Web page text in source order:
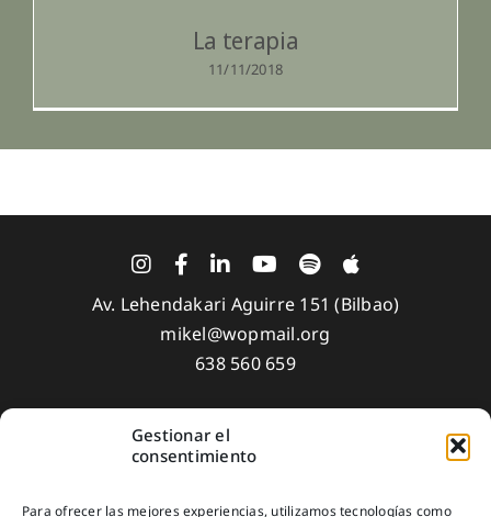
Gestionar el
consentimiento
Para ofrecer las mejores experiencias, utilizamos tecnologías como
La terapia
11/11/2018
Av. Lehendakari Aguirre 151 (Bilbao)
mikel@wopmail.org
638 560 659
Aviso Legal